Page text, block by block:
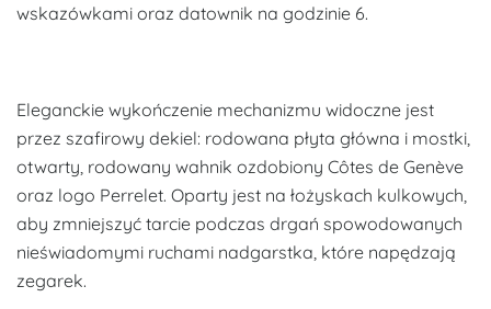
wskazówkami oraz datownik na godzinie 6.
Eleganckie wykończenie mechanizmu widoczne jest
przez szafirowy dekiel: rodowana płyta główna i mostki,
otwarty, rodowany wahnik ozdobiony Côtes de Genève
oraz logo Perrelet. Oparty jest na łożyskach kulkowych,
aby zmniejszyć tarcie podczas drgań spowodowanych
nieświadomymi ruchami nadgarstka, które napędzają
zegarek.